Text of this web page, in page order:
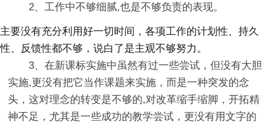
2、工作中不够细腻,也是不够负责的表现。
主要没有充分利用好一切时间，各项工作的计划性、持久
性、反馈性都不够，说白了是主观不够努力。
3、在新课标实施中虽然有过一些尝试，但没有大胆
实施,更没有把它当作课题来实施，而是一种突发的念
头，这对理念的转变是不够的,对改革缩手缩脚，开拓精
神不足，尤其是一些成功的教学尝试，更没有用文字的